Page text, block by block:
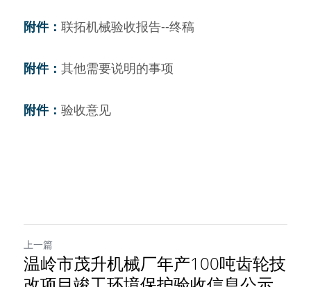
附件： 联拓机械验收报告--终稿
附件： 其他需要说明的事项
附件： 验收意见
上一篇
温岭市茂升机械厂年产100吨齿轮技